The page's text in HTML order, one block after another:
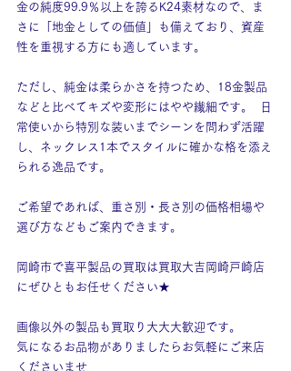
金の純度99.9％以上を誇るK24素材なので、ま
さに「地金としての価値」も備えており、資産
性を重視する方にも適しています。
ただし、純金は柔らかさを持つため、18金製品
などと比べてキズや変形にはやや繊細です。  日
常使いから特別な装いまでシーンを問わず活躍
し、ネックレス1本でスタイルに確かな格を添え
られる逸品です。
ご希望であれば、重さ別・長さ別の価格相場や
選び方などもご案内できます。
岡崎市で喜平製品の買取は買取大吉岡崎戸崎店
にぜひともお任せください★
画像以外の製品も買取り大大大歓迎です。
気になるお品物がありましたらお気軽にご来店
くださいませ